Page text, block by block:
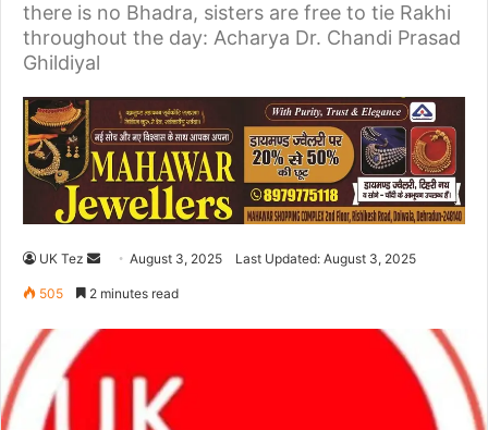
there is no Bhadra, sisters are free to tie Rakhi
throughout the day: Acharya Dr. Chandi Prasad
Ghildiyal
UK Tez
d
August 3, 2025 Last Updated: August 3, 2025
505 2 minutes read